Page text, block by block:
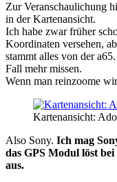
Zur Veranschaulichung
in der Kartenansicht.
Ich habe zwar früher
Koordinaten versehen,
stammt alles von der
Fall mehr missen.
Wenn man reinzoome
Kartenansicht:
Also Sony. Ich mag
das GPS Modul löst
aus.